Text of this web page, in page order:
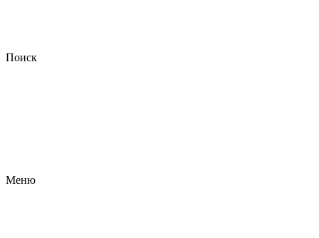
Поиск
Меню